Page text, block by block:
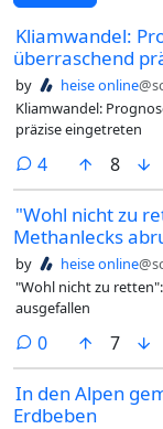
Kliamwandel:
überraschend
by heise online
Kliamwandel:
präzise eingetreten
4comments
8
"Wohl nicht zu
Methanlecks
by heise online
"Wohl nicht zu
ausgefallen
0comments
7
In den Alpen
Erdbeben